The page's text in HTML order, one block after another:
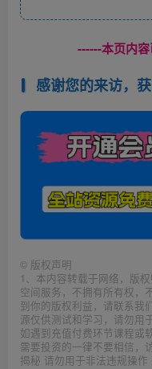
------本页内
感谢您的来访，
© 版权声明
1、本内容转载于网络，版
空间服务，不拥有所有权，
到你的版权利益，请联系我
源仅供测试和学习，请勿用
如遇到充值付费环节课程或
需要投资的一律不要相信，
揭秘 请勿用于非法违规操